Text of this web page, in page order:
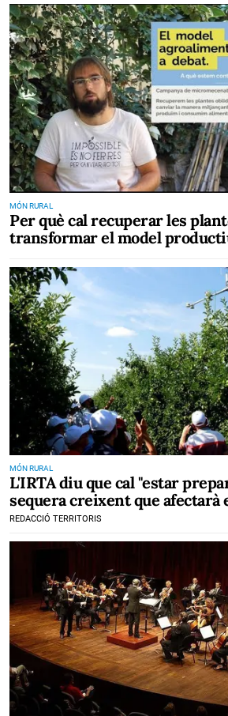
MÓN RURAL
Per què cal recuperar les
transformar el model
MÓN RURAL
L'IRTA diu que cal "estar
sequera creixent que afectarà
REDACCIÓ TERRITORIS